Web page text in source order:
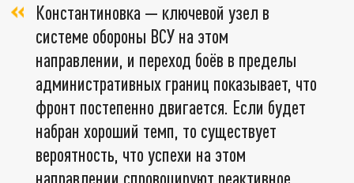
Константиновка — ключевой узел в
системе обороны ВСУ на этом
направлении, и переход боёв в пределы
административных границ показывает, что
фронт постепенно двигается. Если будет
набран хороший темп, то существует
вероятность, что успехи на этом
направлении спровоцируют реактивное